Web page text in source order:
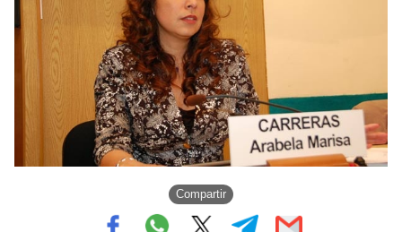
Compartir